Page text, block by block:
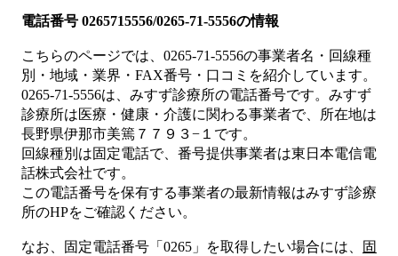
電話番号 0265715556/0265-71-5556の情報
こちらのページでは、 0265-71-5556の事業者名・回線種
別・地域・業界・FAX番号・口コミを紹介しています。
0265-71-5556は、 みすず診療所の電話番号です。 みすず
診療所は医療・健康・介護に関わる事業者で、所在地は
長野県伊那市美篶７７９３−１ です。
回線種別は固定電話で、番号提供事業者は東日本電信電
話株式会社です。
この電話番号を保有する事業者の最新情報はみすず診療
所のHPをご確認ください。
なお、固定電話番号「 0265 」を取得したい場合には、
固